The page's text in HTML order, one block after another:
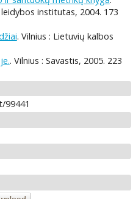
institutas, 2004. 173
. Vilnius : Lietuvių kalbos
. Vilnius : Savastis, 2005. 223